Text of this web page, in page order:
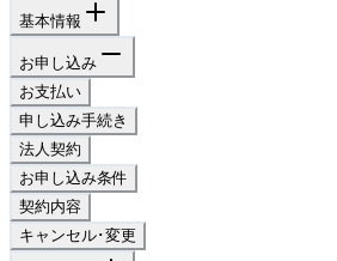
基本情報
お申し込み
お支払い
申し込み手続き
法人契約
お申し込み条件
契約内容
キャンセル･変更